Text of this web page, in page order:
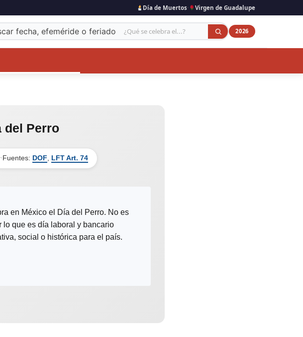
Día de Muertos· Virgen de Guadalupe
fecha, efeméride o feriado 2026
del Perro
·Fuentes: DOF, LFT Art. 74
en México el Día del Perro. No es
lo que es día laboral y bancario
social o histórica para el país.